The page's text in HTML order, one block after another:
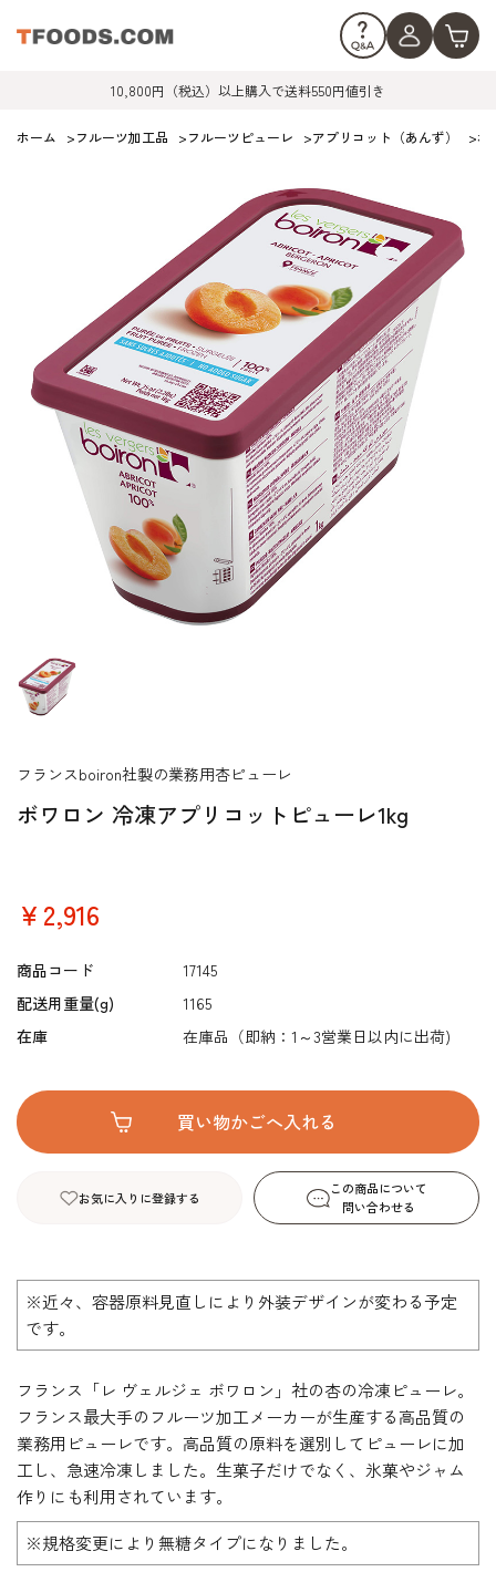
10,800円（税込）以上購入で送料550円値引き
ホーム >フルーツ加工品 >フルーツピューレ >アプリコット（あんず） >ボ
ボワロン 冷凍アプリコットピューレ1kg
フランスboiron社製の業務用杏ピューレ
￥2,916
商品コード
17145
配送用重量(g)
1165
在庫
在庫品（即納：1～3営業日以内に出荷)
お気に入りに登録する
この商品について
問い合わせる
※近々、容器原料見直しにより外装デザインが変わる予定
です。
フランス「レ ヴェルジェ ボワロン」社の杏の冷凍ピューレ。
フランス最大手のフルーツ加工メーカーが生産する高品質の
業務用ピューレです。高品質の原料を選別してピューレに加
工し、急速冷凍しました。生菓子だけでなく、氷菓やジャム
作りにも利用されています。
※規格変更により無糖タイプになりました。